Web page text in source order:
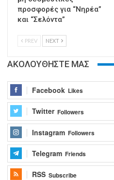
προσφορές για “Νηρέα”
και “Σελόντα”
PREV NEXT
ΑΚΟΛΟΥΘΗΣΤΕ ΜΑΣ
Facebook Likes
Twitter Followers
Instagram Followers
Telegram Friends
RSS Subscribe